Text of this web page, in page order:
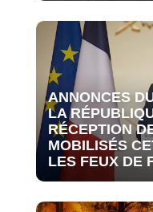
ANNONCES
LA
RÉCEPTION
MOBILISÉS
LES FEUX DE